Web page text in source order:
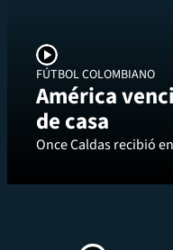
FÚTBOL COLOMBIANO
América
de casa
Once Caldas recibió